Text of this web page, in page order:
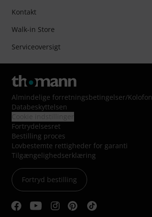
Kontakt
Walk-in Store
Serviceoversigt
Almindelige forretningsbetingelser/Kolofon
Databeskyttelsen
Fortrydelsesret
Bestilling proces
Lovbestemte rettigheder for garanti
Tilgængelighedserklæring
Fortryd bestilling